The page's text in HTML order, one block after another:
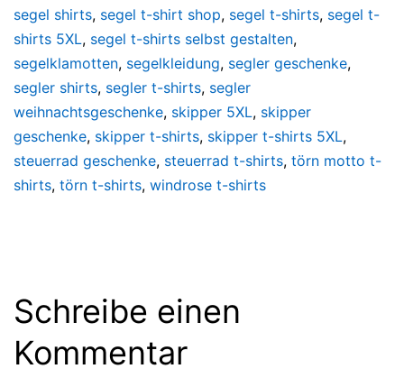
segel shirts, segel t-shirt shop, segel t-shirts, segel t-
shirts 5XL, segel t-shirts selbst gestalten,
segelklamotten, segelkleidung, segler geschenke,
segler shirts, segler t-shirts, segler
weihnachtsgeschenke, skipper 5XL, skipper
geschenke, skipper t-shirts, skipper t-shirts 5XL,
steuerrad geschenke, steuerrad t-shirts, törn motto t-
shirts, törn t-shirts, windrose t-shirts
Schreibe einen
Kommentar